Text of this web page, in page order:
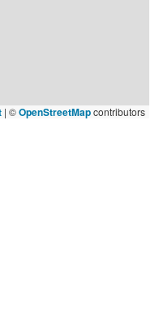
| ©OpenStreetMapcontributors